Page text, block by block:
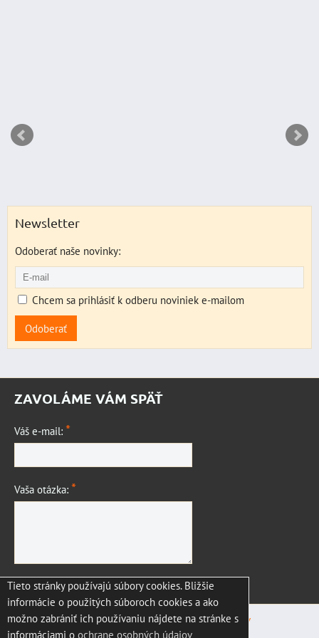
Newsletter
Odoberať naše novinky:
Chcem sa prihlásiť k odberu noviniek e-mailom
Odoberať
ZAVOLÁME VÁM SPÄŤ
Váš e-mail: *
Vaša otázka: *
Odoslať
Predvoľby súkromia
Zásady ochrany osobných údajov
Tieto stránky používajú súbory cookies. Bližšie
informácie o použitých súboroch cookies a ako
možno zabrániť ich používaniu nájdete na stránke s
informáciami o ochrane osobných údajov